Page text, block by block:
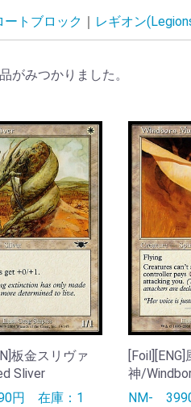
ートブロック レギオン
がみつかりました。
板金スリヴァ
Sliver
円 在庫：1
神/
NM-